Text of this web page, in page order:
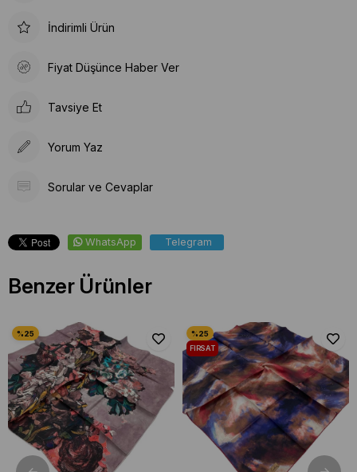
İndirimli Ürün
Fiyat Düşünce Haber Ver
Tavsiye Et
Yorum Yaz
Sorular ve Cevaplar
WhatsApp Telegram
Benzer Ürünler
FIRSAT
ÜRÜNÜ